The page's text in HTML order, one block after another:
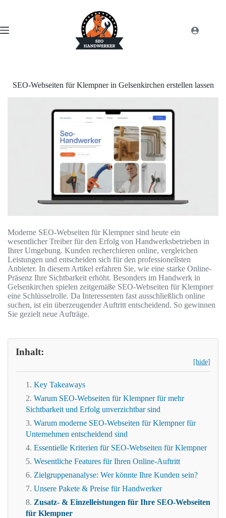
SEO-Webseiten für Klempner in Gelsenkirchen erstellen lassen
Moderne SEO-Webseiten für Klempner sind heute ein
wesentlicher Treiber für den Erfolg von Handwerksbetrieben in
Ihrer Umgebung. Kunden recherchieren online, vergleichen
Leistungen und entscheiden sich für den professionellsten
Anbieter. In diesem Artikel erfahren Sie, wie eine starke Online-
Präsenz Ihre Sichtbarkeit erhöht. Besonders im Handwerk in
Gelsenkirchen spielen zeitgemäße SEO-Webseiten für Klempner
eine Schlüsselrolle. Da Interessenten fast ausschließlich online
suchen, ist ein überzeugender Auftritt entscheidend. So gewinnen
Sie gezielt neue Aufträge.
Inhalt:
[hide]
Key Takeaways
Warum SEO-Webseiten für Klempner für mehr
Sichtbarkeit und Erfolg unverzichtbar sind
Warum moderne SEO-Webseiten für Klempner für
Unternehmen entscheidend sind
Essentielle Kriterien für SEO-Webseiten für Klempner
Wesentliche Features für Ihren Online-Auftritt
Zielgruppenanalyse: Wer könnte Ihre Kunden sein?
Unsere Pakete & Preise für Handwerker
Zusatz- & Einzelleistungen für Ihre SEO-Webseiten
für Klempner